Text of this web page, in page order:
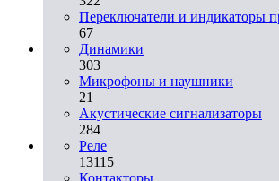
Переключатели и индикаторы
67
Динамики
303
Микрофоны и наушники
21
Акустические сигнализаторы
284
Реле
13115
Контакторы